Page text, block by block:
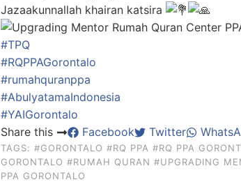
Jazaakunnallah khairan katsira
#TPQ
#RQPPAGorontalo
#rumahquranppa
#AbulyatamaIndonesia
#YAIGorontalo
Share this
Facebook Twitter
TAGS: #GORONTALO #RQ PPA #RQ PPA
GORONTALO #RUMAH QURAN #UPGRADING
PPA GORONTALO